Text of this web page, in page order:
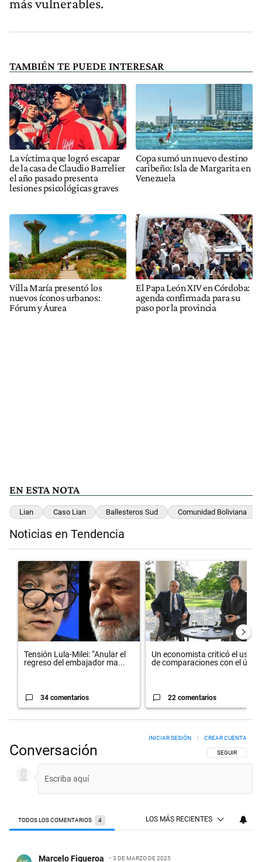
más vulnerables.
TAMBIÉN TE PUEDE INTERESAR
La víctima que logró escapar
de la casa de Claudio Barrelier
el año pasado presenta
lesiones psicológicas graves
Copa sumó un nuevo destino
caribeño: Isla de Margarita en
Venezuela
Villa María presentó los
nuevos íconos urbanos:
Fórum y Áurea
El Papa León XIV en Córdoba:
agenda confirmada para su
paso por la provincia
EN ESTA NOTA
Lian Caso Lian Ballesteros Sud Comunidad Boliviana
Noticias en Tendencia
Un artículo de tendencia con el título "Tensión Lula-Milei: “Anular
Tensión Lula-Milei: “Anular el
regreso del embajador ma...
34 comentarios
Un artículo de tendencia con el
Un economista criticó el uso
de comparaciones con el úl...
22 comentarios
Conversación SIGA ESTA
SEGUIR
INICIAR SESIÓN CREAR CUENTA
TODOS LOS COMENTARIOS 4 LOS MÁS RECIENTES
Marcelo Figueroa 3 DE MARZO DE 2025